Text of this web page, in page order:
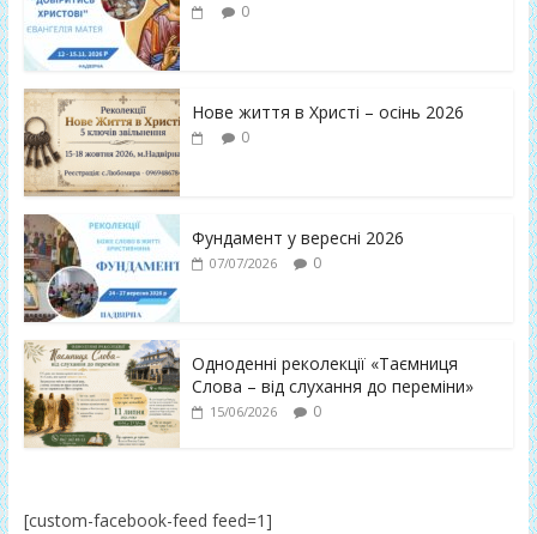
0
Нове життя в Христі – осінь 2026
0
Фундамент у вересні 2026
07/07/2026 0
Одноденні реколекції «Таємниця
Слова – від слухання до переміни»
15/06/2026 0
[custom-facebook-feed feed=1]